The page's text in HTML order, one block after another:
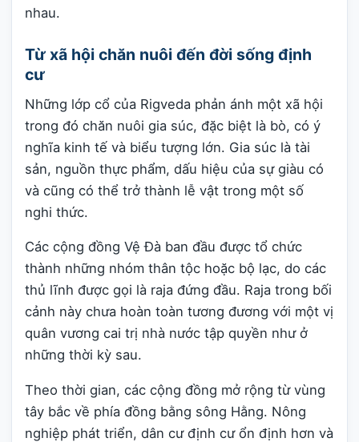
nhau.
Từ xã hội chăn nuôi đến đời sống định
cư
Những lớp cổ của Rigveda phản ánh một xã hội
trong đó chăn nuôi gia súc, đặc biệt là bò, có ý
nghĩa kinh tế và biểu tượng lớn. Gia súc là tài
sản, nguồn thực phẩm, dấu hiệu của sự giàu có
và cũng có thể trở thành lễ vật trong một số
nghi thức.
Các cộng đồng Vệ Đà ban đầu được tổ chức
thành những nhóm thân tộc hoặc bộ lạc, do các
thủ lĩnh được gọi là raja đứng đầu. Raja trong bối
cảnh này chưa hoàn toàn tương đương với một vị
quân vương cai trị nhà nước tập quyền như ở
những thời kỳ sau.
Theo thời gian, các cộng đồng mở rộng từ vùng
tây bắc về phía đồng bằng sông Hằng. Nông
nghiệp phát triển, dân cư định cư ổn định hơn và